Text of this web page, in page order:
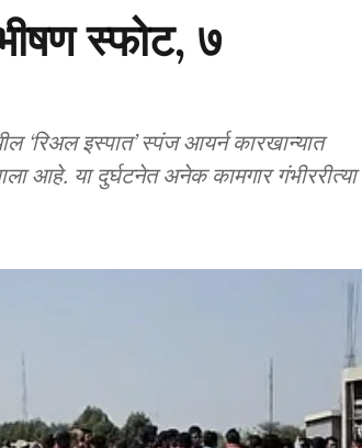
स्फोट, ७
‘रिअल इस्पात’ स्पंज आयर्न कारखान्यात
आहे. या दुर्घटनेत अनेक कामगार गंभीररीत्या